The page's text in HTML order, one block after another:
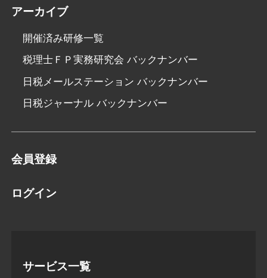
アーカイブ
開催済み研修一覧
税理士ＦＰ実務研究会 バックナンバー
日税メールステーション バックナンバー
日税ジャーナル バックナンバー
会員登録
ログイン
サービス一覧